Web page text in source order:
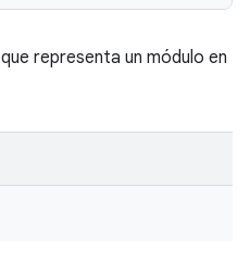
que representa un módulo en